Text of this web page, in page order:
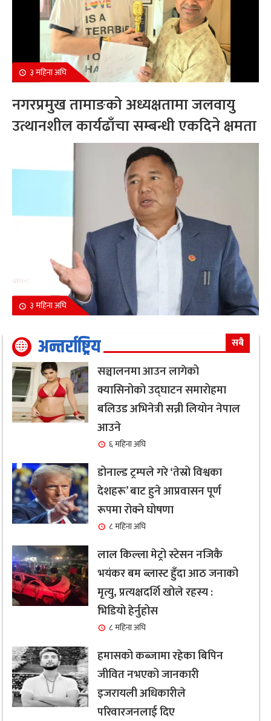
३ महिना अघि
नगरप्रमुख तामाङको अध्यक्षतामा जलवायु
उत्थानशील कार्यढाँचा सम्बन्धी एकदिने क्षमता
अभिवृद्धि कार्यक्रम सम्पन्न
३ महिना अघि
अन्तर्राष्ट्रिय सबै
सञ्चालनमा आउन लागेको
क्यासिनोको उद्घाटन समारोहमा
बलिउड अभिनेत्री सन्नी लियोन नेपाल
आउने
६ महिना अघि
डोनाल्ड ट्रम्पले गरे ‘तेस्रो विश्वका
देशहरू’ बाट हुने आप्रवासन पूर्ण
रूपमा रोक्ने घोषणा
८ महिना अघि
लाल किल्ला मेट्रो स्टेसन नजिकै
भयंकर बम ब्लास्ट हुँदा आठ जनाको
मृत्यु, प्रत्यक्षदर्शि खोले रहस्य :
भिडियो हेर्नुहोस
८ महिना अघि
हमासको कब्जामा रहेका बिपिन
जीवित नभएको जानकारी
इजरायली अधिकारीले
परिवारजनलाई दिए